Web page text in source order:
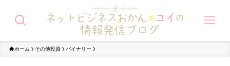
ホーム その他投資 バイナリー